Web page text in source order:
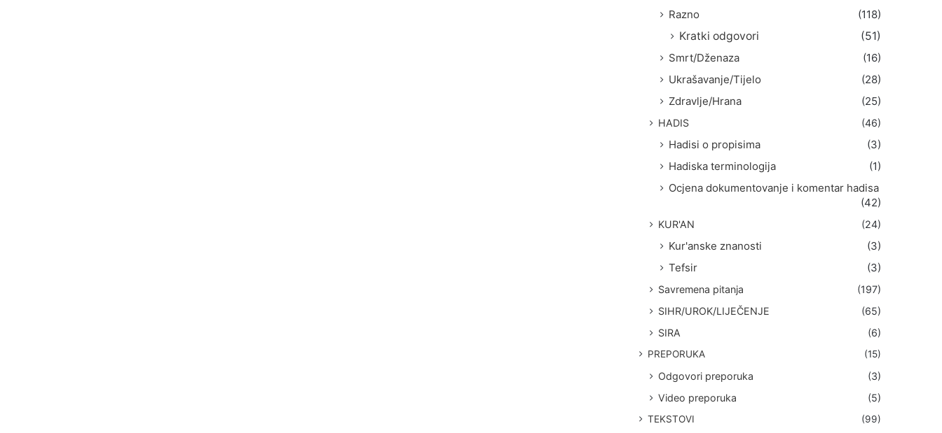
Razno
(118)
Kratki odgovori
(51)
Smrt/Dženaza
(16)
Ukrašavanje/Tijelo
(28)
Zdravlje/Hrana
(25)
HADIS (46)
Hadisi o propisima
(3)
Hadiska terminologija
(1)
Ocjena dokumentovanje i komentar hadisa
(42)
KUR'AN (24)
Kur'anske znanosti
(3)
Tefsir
(3)
Savremena pitanja
(197)
SIHR/UROK/LIJEČENJE
(65)
SIRA
(6)
PREPORUKA (15)
Odgovori preporuka
(3)
Video preporuka
(5)
TEKSTOVI
(99)